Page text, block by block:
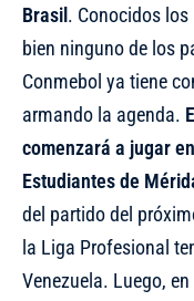
Brasil . Conocidos los
bien ninguno de los
Conmebol ya tiene
armando la agenda.
comenzará a jugar
Estudiantes de
del partido del
la Liga Profesional
Venezuela. Luego,